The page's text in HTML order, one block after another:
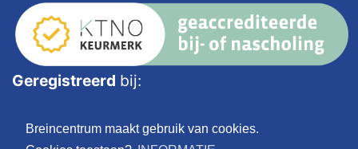
Breincentrum maakt gebruik van cookies.
Geregistreerd bij: